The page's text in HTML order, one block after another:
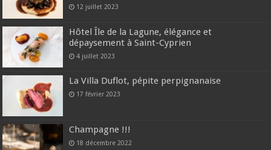
12 juillet 2023
Hôtel Île de la Lagune, élégance et
dépaysement à Saint-Cyprien
4 juillet 2023
La Villa Duflot, pépite perpignanaise
17 février 2023
Champagne !!!
18 décembre 2022